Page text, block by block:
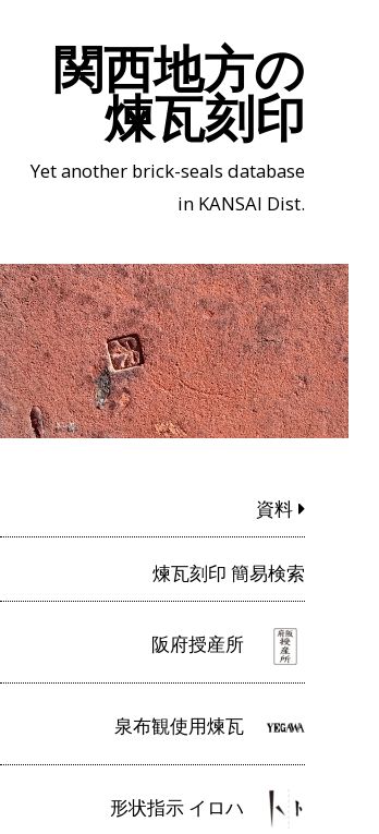
関西地方の
煉瓦刻印
Yet another brick-seals database
in KANSAI Dist.
資料
煉瓦刻印 簡易検索
阪府授産所
泉布観使用煉瓦
形状指示 イロハ